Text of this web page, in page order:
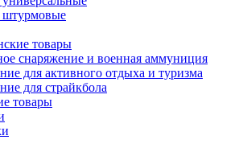
штурмовые
товары
снаряжение и военная аммуниция
для активного отдыха и туризма
для страйкбола
товары